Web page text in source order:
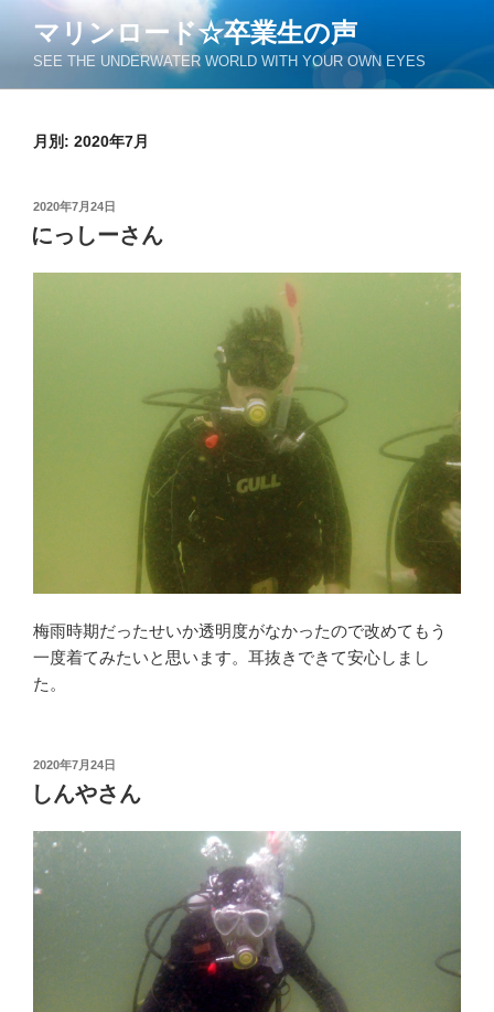
ン
マリンロード☆卒業生の声
SEE THE UNDERWATER WORLD WITH YOUR OWN EYES
月別: 2020年7月
投
稿
日:
2020年7月24日
にっしーさん
梅雨時期だったせいか透明度がなかったので改めてもう
一度着てみたいと思います。耳抜きできて安心しまし
た。
投
稿
日:
2020年7月24日
しんやさん